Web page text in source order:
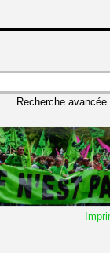
Recherche avancée